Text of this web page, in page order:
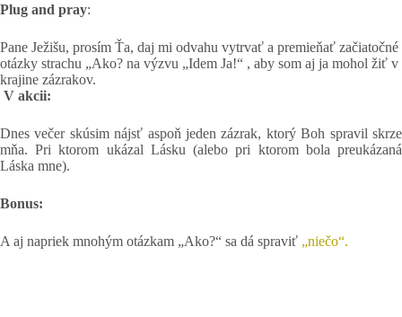
Plug and pray:
Pane Ježišu, prosím Ťa, daj mi odvahu vytrvať a premieňať začiatočné
otázky strachu „Ako? na výzvu „Idem Ja!“ , aby som aj ja mohol žiť v
krajine zázrakov.
V akcii:
Dnes večer skúsim nájsť aspoň jeden zázrak, ktorý Boh spravil skrze
mňa. Pri ktorom ukázal Lásku (alebo pri ktorom bola preukázaná
Láska mne).
Bonus:
A aj napriek mnohým otázkam „Ako?“ sa dá spraviť „niečo“.